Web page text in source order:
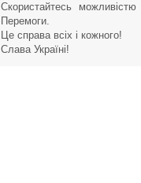
Скористайтесь
Перемоги.
Це справа всіх і кожного!
Слава Україні!